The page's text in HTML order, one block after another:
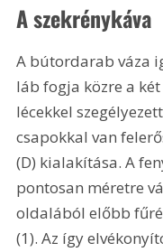
A szekrénykáva
A bútordarab váza
láb fogja közre a
lécekkel
csapokkal van
(D) kialakítása. A
pontosan méretre
oldalából előbb
(1). Az így